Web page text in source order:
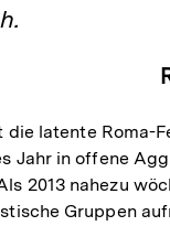
die latente Roma-
Jahr in offene
2013 nahezu
Gruppen